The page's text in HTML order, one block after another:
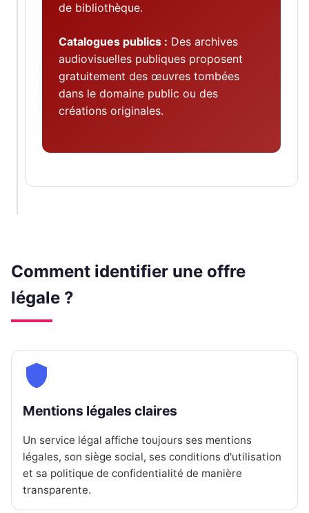
de bibliothèque.
Catalogues publics : Des archives
audiovisuelles publiques proposent
gratuitement des œuvres tombées
dans le domaine public ou des
créations originales.
Comment identifier une offre
légale ?
Mentions légales claires
Un service légal affiche toujours ses mentions
légales, son siège social, ses conditions d'utilisation
et sa politique de confidentialité de manière
transparente.